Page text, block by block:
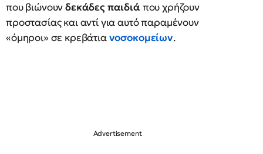
που βιώνουνδεκάδες παιδιά που χρήζουν
προστασίας και αντί για αυτό παραμένουν
«όμηροι» σε κρεβάτιανοσοκομείων.